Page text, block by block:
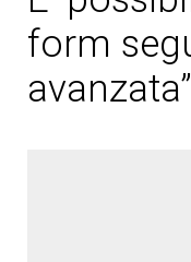
form